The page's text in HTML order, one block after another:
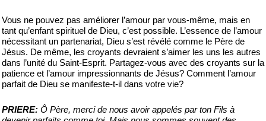
Vous ne pouvez pas améliorer l’amour par vous-même, mais en
tant qu’enfant spirituel de Dieu, c’est possible. L’essence de l’amour
nécessitant un partenariat, Dieu s’est révélé comme le Père de
Jésus. De même, les croyants devraient s’aimer les uns les autres
dans l’unité du Saint-Esprit. Partagez-vous avec des croyants sur la
patience et l’amour impressionnants de Jésus? Comment l’amour
parfait de Dieu se manifeste-t-il dans votre vie?
PRIERE: Ô Père, merci de nous avoir appelés par ton Fils à